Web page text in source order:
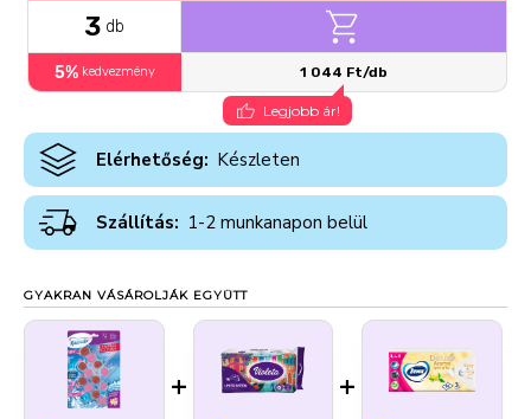
3 db
5% kedvezmény 1 044 Ft/db
Legjobb ár!
Elérhetőség: Készleten
Szállítás: 1-2 munkanapon belül
GYAKRAN VÁSÁROLJÁK EGYÜTT
+ +